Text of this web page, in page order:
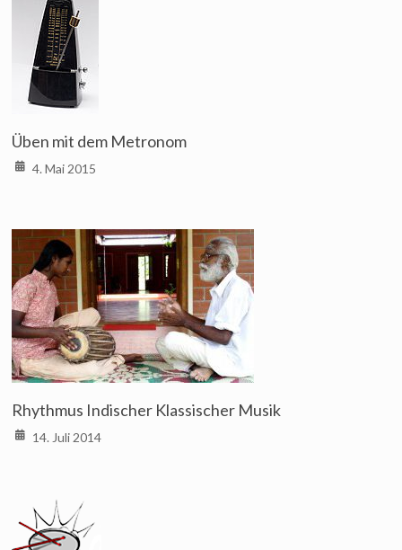
Üben mit dem Metronom
4. Mai 2015
Rhythmus Indischer Klassischer Musik
14. Juli 2014